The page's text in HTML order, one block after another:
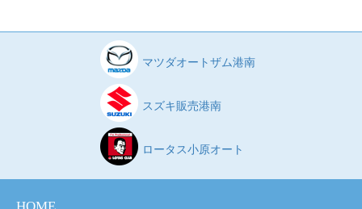
マツダオートザム港南
スズキ販売港南
ロータス小原オート